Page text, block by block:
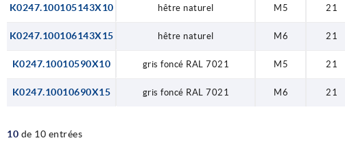
K0247.100105143X10 hêtre naturel M5 21
K0247.100106143X15 hêtre naturel M6 21
K0247.10010590X10 gris foncé RAL 7021 M5 21
K0247.10010690X15 gris foncé RAL 7021 M6 21
10 de 10 entrées